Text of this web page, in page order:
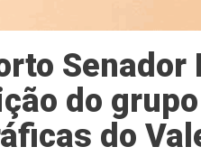
Senador
do
do